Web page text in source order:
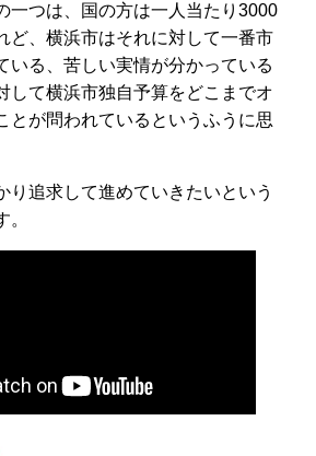
一つは、国の方は一人当たり3000
ど、横浜市はそれに対して一番市
いる、苦しい実情が分かっている
して横浜市独自予算をどこまでオ
とが問われているというふうに思
り追求して進めていきたいという